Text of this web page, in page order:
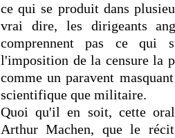
ce qui se produit dans
vrai dire, les dirigeants
comprennent pas ce qui
l'imposition de la censure la
comme un paravent
scientifique que militaire.
Quoi qu'il en soit, cette
Arthur Machen, que le récit